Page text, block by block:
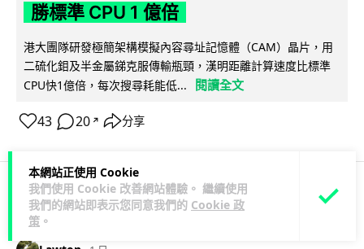
本網站正使用 Cookie
我們使用 Cookie 改善網站體驗。 繼續使用
我們的網站即表示您同意我們的 Cookie 政
策 。
勝標準 CPU 1 億倍
港大團隊研發極簡架構模擬內容尋址記憶體（CAM）晶片，用
二硫化鉬及半金屬銻克服傳輸瓶頸，漢明距離計算速度比標準
CPU快1億倍，每次搜尋耗能低...
閱讀全文
43 20 ↗ 分享
人工智能